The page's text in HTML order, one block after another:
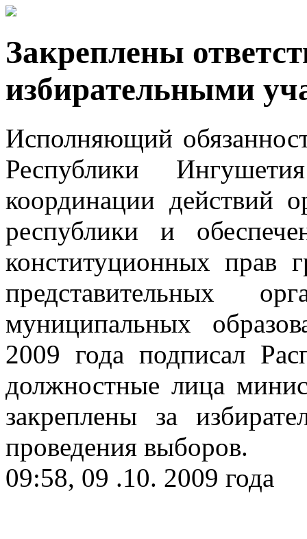
Закреплены
избирательными
Исполняющий
Республики
координации действий
республики и
конституционных прав
представительных
муниципальных
2009 года подписал
должностные лица
закреплены за
проведения выборов.
09:58, 09 .10. 2009 года